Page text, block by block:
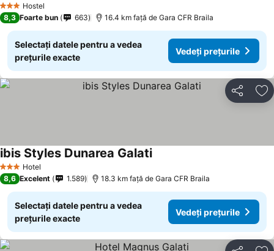
3 SteleHostel
8,3 Foarte bun 663 16.4 km faţă de Gara CFR Braila
Selectați datele pentru a vedea
prețurile exacte
Vedeți prețurile
Distribuiți
3 SteleHotel
ibis Styles Dunarea Galati
8,6 Excelent 1.589 18.3 km faţă de Gara CFR Braila
Selectați datele pentru a vedea
prețurile exacte
Vedeți prețurile